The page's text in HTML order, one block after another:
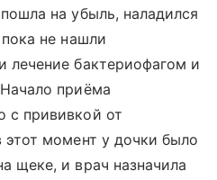
на убыль, наладился
не нашли
лечение бактериофагом и
приёма
с прививкой от
момент у дочки было
щеке, и врач назначила